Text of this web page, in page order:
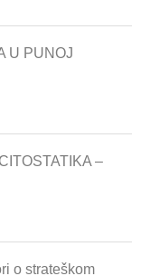
U PUNOJ
–
o strateškom